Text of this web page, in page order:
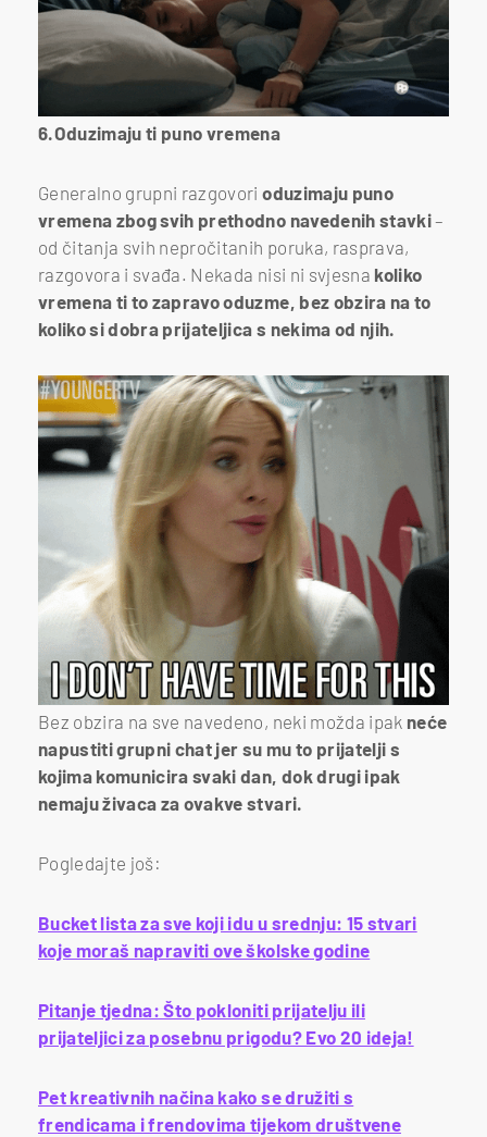
6.Oduzimaju ti puno vremena
Generalno grupni razgovorioduzimaju puno
vremena zbog svih prethodno navedenih stavki–
od čitanja svih nepročitanih poruka, rasprava,
razgovora i svađa. Nekada nisi ni svjesna koliko
vremena ti to zapravo oduzme, bez obzira na to
koliko si dobra prijateljica s nekima od njih.
Bez obzira na sve navedeno, neki možda ipak neće
napustiti grupni chat jer su mu to prijatelji s
kojima komunicira svaki dan, dok drugi ipak
nemaju živaca za ovakve stvari.
Pogledajte još:
Bucket lista za sve koji idu u srednju: 15 stvari
koje moraš napraviti ove školske godine
Pitanje tjedna: Što pokloniti prijatelju ili
prijateljici za posebnu prigodu? Evo 20 ideja!
Pet kreativnih načina kako se družiti s
frendicama i frendovima tijekom društvene